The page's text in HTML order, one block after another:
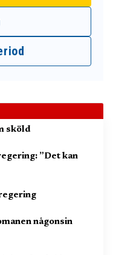
sköld
”Det kan
någonsin